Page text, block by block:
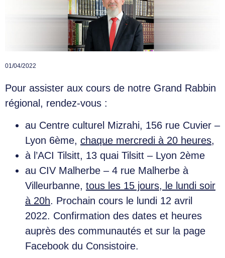
01/04/2022
Pour assister aux cours de notre Grand Rabbin
régional, rendez-vous :
au Centre culturel Mizrahi, 156 rue Cuvier –
Lyon 6ème, chaque mercredi à 20 heures,
à l’ACI Tilsitt, 13 quai Tilsitt – Lyon 2ème
au CIV Malherbe – 4 rue Malherbe à
Villeurbanne, tous les 15 jours, le lundi soir
à 20h. Prochain cours le lundi 12 avril
2022. Confirmation des dates et heures
auprès des communautés et sur la page
Facebook du Consistoire.